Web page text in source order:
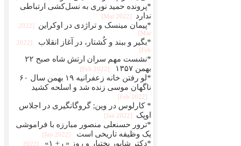
*پرونده حمید نوری به نسل‌کشی ارتباطی
ندارد
[2022 Mar]
*پیمان مینسک و تراژدی در اوکراین
[2022
Mar]
*بگير و ببند و کُشتار، در آغاز انقلاب
[2022
Feb]
*نشست مهم سران ارتش شاه صبح ۲۲
بهمن ۱۳۵۷
[2022 Feb]
*لو رفتن خانه زعفرانیه ۱۹ بهمن سال ۶۰
ناگهان موسی زنده شد و اسلحه کشید
[2022 Feb]
* کارلوس در وین; گروگانگیری در اجلاس
اوپک
[2022 Jan]
*ترور حسنعلی منصور مبارزه با فراموشی
یک وظیفه تاریخی است
[2022 Jan]
*دکتر شاپور بختیار و روزِ « ر+ ۱»
[2022